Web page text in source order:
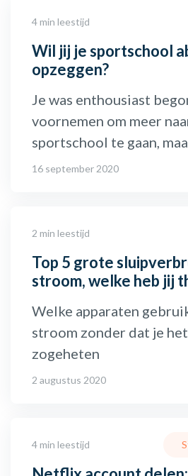
4 min leestijd
Wil jij je sportschool
opzeggen?
Je was enthousiast
voornemen om meer
sportschool te gaan,
16 september 2020
2 min leestijd
Top 5 grote
stroom, welke heb jij
Welke apparaten
stroom zonder dat je
zogeheten
2 augustus 2020
4 min leestijd